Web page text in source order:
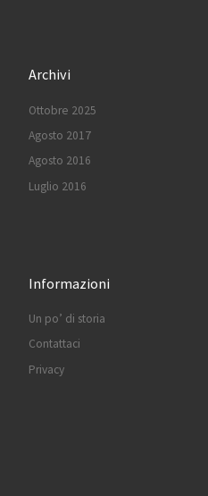
Archivi
Ottobre 2025
Agosto 2017
Agosto 2016
Luglio 2016
Informazioni
Un po’ di storia
Contattaci
Privacy